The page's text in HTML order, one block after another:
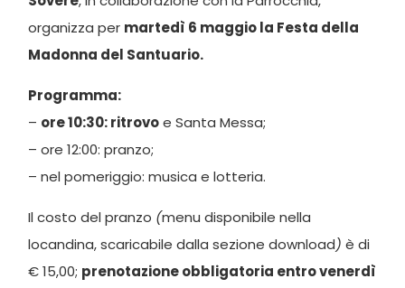
organizza per martedì 6 maggio la Festa della
Madonna del Santuario.
Programma:
– ore 10:30: ritrovoe Santa Messa;
– ore 12:00: pranzo;
– nel pomeriggio: musica e lotteria.
Il costo del pranzo (menu disponibile nella
locandina, scaricabile dalla sezione download) è di
€ 15,00; prenotazione obbligatoria entro venerdì